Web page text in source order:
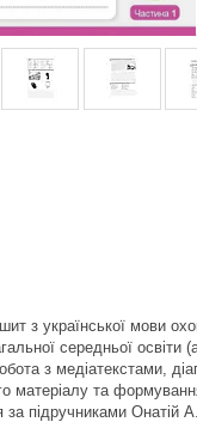
з української мови
середньої
з медіатекстами,
матеріалу та
за підручниками Онатій